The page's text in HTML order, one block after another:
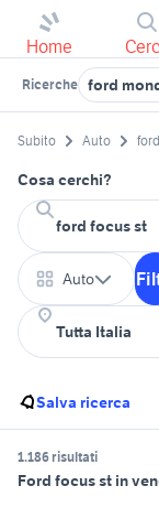
Home
Ricerche ford
Subito Auto
Cosa cerchi?
Auto
Salva ricerca
1.186 risultati
Ford focus st in